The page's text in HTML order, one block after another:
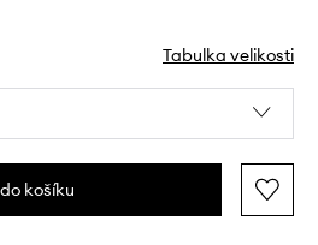
Tabulka velikosti
košíku